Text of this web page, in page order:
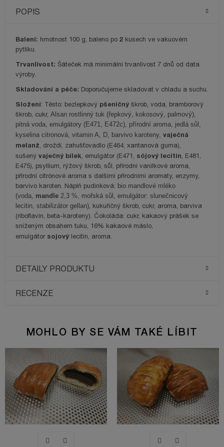
POPIS
Balení: hmotnost 100 g, baleno po 2 kusech ve vakuovém
pytlíku.
Trvanlivost: Šáteček má minimální trvanlivost 7 dnů od data
výroby.
Skladování a péče: Doporučujeme skladovat v chladu a suchu.
Složení: Těsto: bezlepkový pšeničný škrob, voda, bramborový
škrob, cukr, Alsan rostlinný tuk (řepkový, kokosový, palmový),
pitná voda, emulgátory (E471, E472c), přírodní aroma, jedlá sůl,
kyselina citronová, vitamin A, D, barvivo karoteny, vaječná
melanž, droždí, zahušťovadlo (E464, xantanová guma),
sušený vaječný bílek, emulgátor (E471, sójový lecitin, E481,
E475), psyllium, rýžový škrob, sůl, přírodní vanilkové aroma,
přírodní citrónové aroma s dalšími přírodními aromaty, enzymy,
barvivo karoten. Náplň pudinková: bio mandlové mléko
(voda, mandle 2,3 %, mořská sůl, emulgátor: slunečnicový
lecitin, stabilizátor gellan), kukuřičný škrob, cukr, aroma, barviva
(riboflavin, beta-karoteny). Čokoláda: cukr, kakaový prášek se
sníženým obsahem tuku, 16% kakaové máslo,
emulgátor sojový lecitin, aroma.
DETAILY PRODUKTU
RECENZE
MOHLO BY SE VÁM TAKÉ LÍBIT